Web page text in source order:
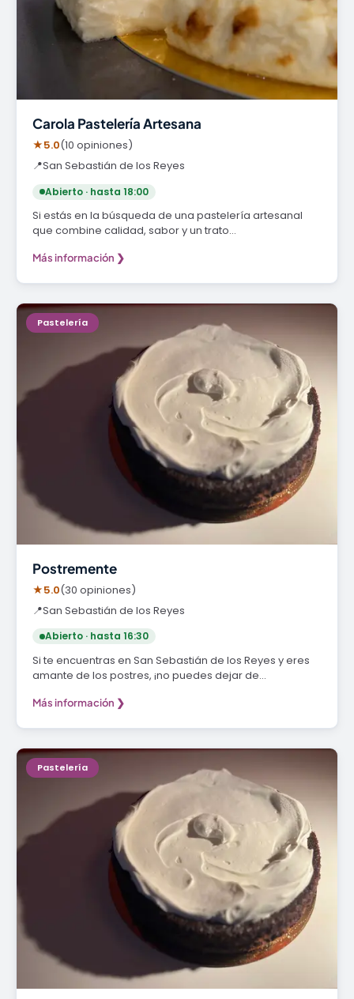
Carola Pastelería Artesana
★5.0(10 opiniones)
📍San Sebastián de los Reyes
Abierto · hasta 18:00
Si estás en la búsqueda de una pastelería artesanal
que combine calidad, sabor y un trato…
Más información ❯
Pastelería
Postremente
★5.0(30 opiniones)
📍San Sebastián de los Reyes
Abierto · hasta 16:30
Si te encuentras en San Sebastián de los Reyes y eres
amante de los postres, ¡no puedes dejar de…
Más información ❯
Pastelería